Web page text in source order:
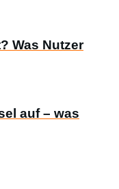
Was Nutzer
auf – was